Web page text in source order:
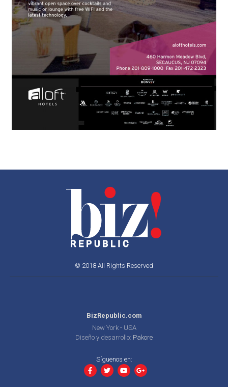
© 2018 All Rights Reserved
BizRepublic.com
New York - USA
Diseño y desarrollo: Pakore
Síguenos en: